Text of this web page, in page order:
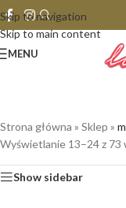
Skip to navigation
Skip to main content
MENU
Strona główna » Sklep »
Wyświetlanie 13–24 z 73
Show sidebar